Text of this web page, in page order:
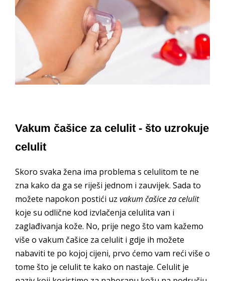
Vakum čašice za celulit - što uzrokuje
celulit
Skoro svaka žena ima problema s celulitom te ne
zna kako da ga se riješi jednom i zauvijek. Sada to
možete napokon postići uz vakum čašice za celulit
koje su odlične kod izvlačenja celulita van i
zaglađivanja kože. No, prije nego što vam kažemo
više o vakum čašice za celulit i gdje ih možete
nabaviti te po kojoj cijeni, prvo ćemo vam reći više o
tome što je celulit te kako on nastaje. Celulit je